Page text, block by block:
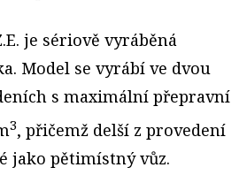
je sériově vyráběná
Model se vyrábí ve dvou
s maximální přepravní
3, přičemž delší z provedení
jako pětimístný vůz.